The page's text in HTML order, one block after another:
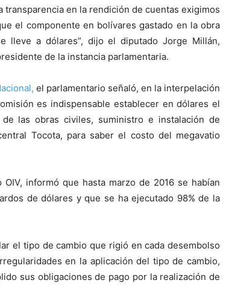
transparencia en la rendición de cuentas exigimos
el componente en bolívares gastado en la obra
lleve a dólares”, dijo el diputado Jorge Millán,
de la instancia parlamentaria.
el parlamentario señaló, en la interpelación
es indispensable establecer en dólares el
las obras civiles, suministro e instalación de
Tocota, para saber el costo del megavatio
informó que hasta marzo de 2016 se habían
de dólares y que se ha ejecutado 98% de la
el tipo de cambio que rigió en cada desembolso
en la aplicación del tipo de cambio,
sus obligaciones de pago por la realización de